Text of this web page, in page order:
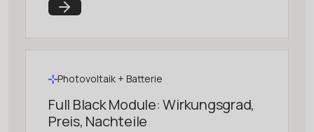
Photovoltaik + Batterie
Full Black Module: Wirkungsgrad,
Preis, Nachteile